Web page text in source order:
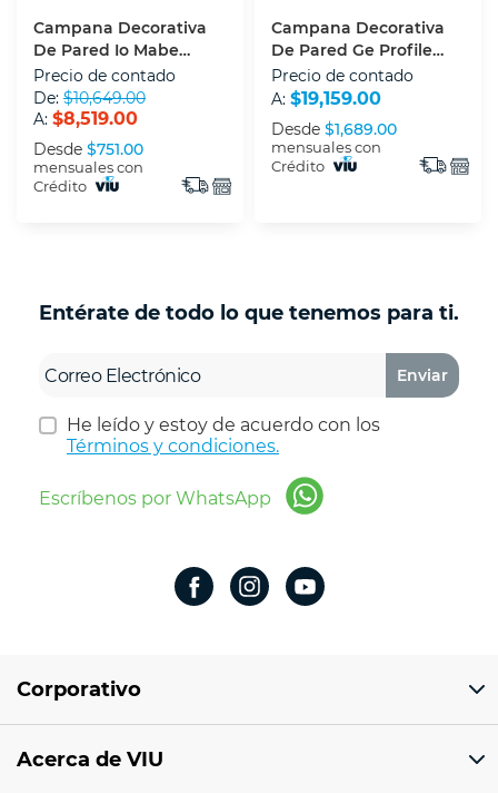
Campana Decorativa
De Pared Io Mabe
IO9014ICSSS0 90 Cm
Acero Inoxidable
Precio de contado
De: $10,649.00
A: $8,519.00
Desde $751.00
mensuales con
Crédito
Campana Decorativa
De Pared Ge Profile
CGP9019P6I 90 Cm
Acero Inoxidable
Precio de contado
A: $19,159.00
Desde $1,689.00
mensuales con
Crédito
Entérate de todo lo que tenemos para ti.
Enviar
He leído y estoy de acuerdo con los
Términos y condiciones.
Escríbenos por WhatsApp
Corporativo
Av 18 de marzo # 309. Colonia la Nogalera.
Acerca de VIU